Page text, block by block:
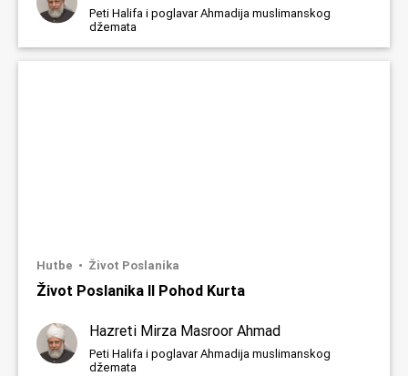
Peti Halifa i poglavar Ahmadija muslimanskog
džemata
Hutbe Život Poslanika
Život Poslanika II Pohod Kurta
Hazreti Mirza Masroor Ahmad
Peti Halifa i poglavar Ahmadija muslimanskog
džemata